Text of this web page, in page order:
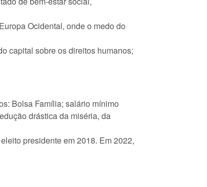
Ocidental, onde o medo do
capital sobre os direitos humanos;
Bolsa Família; salário mínimo
drástica da miséria, da
presidente em 2018. Em 2022,